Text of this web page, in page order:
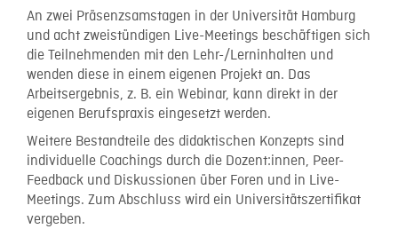
An zwei Präsenzsamstagen in der Universität Hamburg
und acht zweistündigen Live-Meetings beschäftigen sich
die Teilnehmenden mit den Lehr-/Lerninhalten und
wenden diese in einem eigenen Projekt an. Das
Arbeitsergebnis, z. B. ein Webinar, kann direkt in der
eigenen Berufspraxis eingesetzt werden.
Weitere Bestandteile des didaktischen Konzepts sind
individuelle Coachings durch die Dozent:innen, Peer-
Feedback und Diskussionen über Foren und in Live-
Meetings. Zum Abschluss wird ein Universitätszertifikat
vergeben.